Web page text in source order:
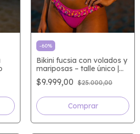
-60%
Bikini fucsia con volados y
mariposas – talle único |
Orozcas
$9.999,00 $25.000,00